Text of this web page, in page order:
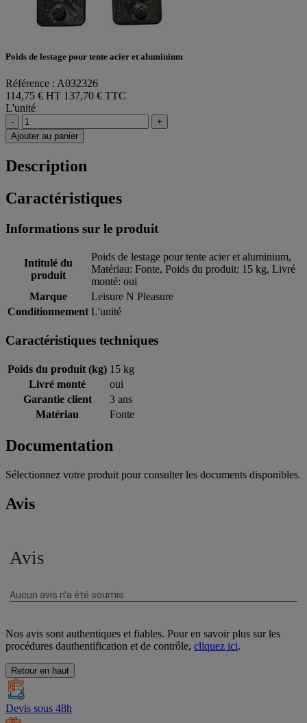
Poids de lestage pour tente acier et aluminium
Référence : A032326
114,75 € HT 137,70 € TTC
L'unité
-
+
Ajouter au panier
Description
Caractéristiques
Informations sur le produit
Intitulé du
produit
Poids de lestage pour tente acier et aluminium,
Matériau: Fonte, Poids du produit: 15 kg, Livré
monté: oui
Marque
Leisure N Pleasure
Conditionnement L'unité
Caractéristiques techniques
Poids du produit (kg) 15 kg
Livré monté
oui
Garantie client
3 ans
Matériau
Fonte
Documentation
Sélectionnez votre produit pour consulter les documents disponibles.
Avis
Nos avis sont authentiques et fiables. Pour en savoir plus sur les
procédures dauthentification et de contrôle, cliquez ici.
Retour en haut
Devis sous 48h